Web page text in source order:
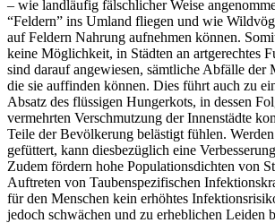
– wie landläufig fälschlicher Weise
“Feldern” ins Umland fliegen und wie
auf Feldern Nahrung aufnehmen können.
keine Möglichkeit, in Städten an artgerechtes
sind darauf angewiesen, sämtliche Abfälle der
die sie auffinden können. Dies führt auch zu
Absatz des flüssigen Hungerkots, in dessen
vermehrten Verschmutzung der Innenstädte
Teile der Bevölkerung belästigt fühlen.
gefüttert, kann diesbezüglich eine
Zudem fördern hohe Populationsdichten von
Auftreten von Taubenspezifischen
für den Menschen kein erhöhtes
jedoch schwächen und zu erheblichen Leiden